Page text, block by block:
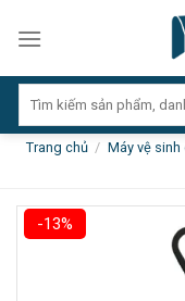
kiếm:
Trang chủ / Máy vệ
-13%